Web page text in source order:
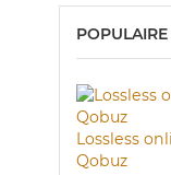
Lossless
Qobuz